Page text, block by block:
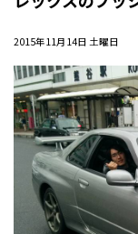
2015年11月14日 土曜日